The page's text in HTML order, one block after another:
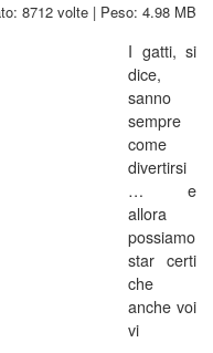
8712 volte | Peso: 4.98 MB
I gatti, si
dice,
sanno
sempre
come
divertirsi
… e
allora
possiamo
star certi
che
anche voi
vi